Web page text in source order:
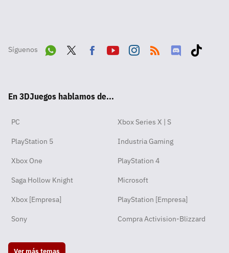
Síguenos
pp
ok
En 3DJuegos hablamos de...
PC Xbox Series X | S
PlayStation 5 Industria Gaming
Xbox One PlayStation 4
Saga Hollow Knight Microsoft
Xbox [Empresa] PlayStation [Empresa]
Sony Compra Activision-Blizzard